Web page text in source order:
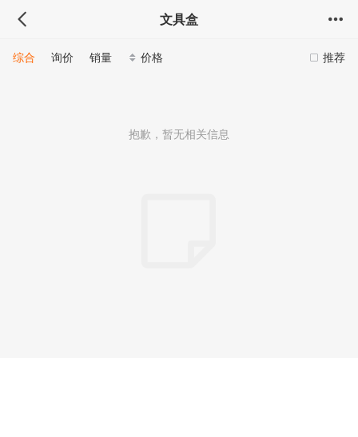
文具盒
推荐
综合 询价 销量 价格
抱歉，暂无相关信息